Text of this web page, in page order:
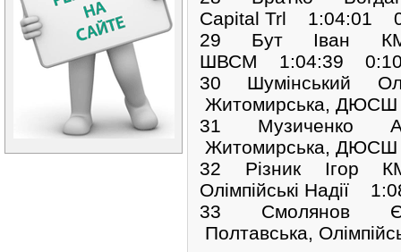
Capital Trl 1:04:01
29 Бут Іван
ШВСМ 1:04:39
30 Шумінський
Житомирська,
31 Музиченко
Житомирська,
32 Різник Ігор
Олімпійські Надії
33 Смолянов
Полтавська,